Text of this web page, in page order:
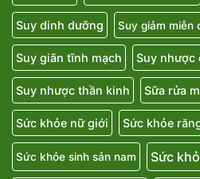
Suy dinh dưỡng Suy giảm miễn
Suy giãn tĩnh mạch Suy nhược
Suy nhược thần kinh Sữa rửa
Sức khỏe nữ giới Sức khỏe
Sức khỏe sinh sản nam Sức